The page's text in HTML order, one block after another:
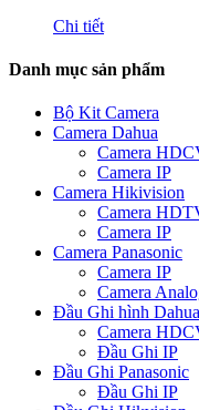
Chi tiết
Danh mục sản phẩm
Bộ Kit Camera
Camera Dahua
Camera
Camera IP
Camera Hikivision
Camera
Camera IP
Camera Panasonic
Camera IP
Camera
Đầu Ghi hình Dahua
Camera
Đầu Ghi IP
Đầu Ghi Panasonic
Đầu Ghi IP